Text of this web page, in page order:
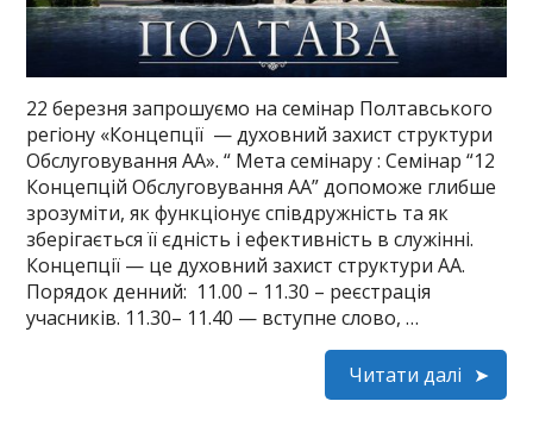
22 березня запрошуємо на семінар Полтавського
регіону «Концепції — духовний захист структури
Обслуговування АА». “ Мета семінару : Семінар “12
Концепцій Обслуговування АА” допоможе глибше
зрозуміти, як функціонує співдружність та як
зберігається її єдність і ефективність в служінні.
Концепції — це духовний захист структури АА.
Порядок денний: 11.00 – 11.30 – реєстрація
учасників. 11.30– 11.40 — вступне слово, …
Читати далі